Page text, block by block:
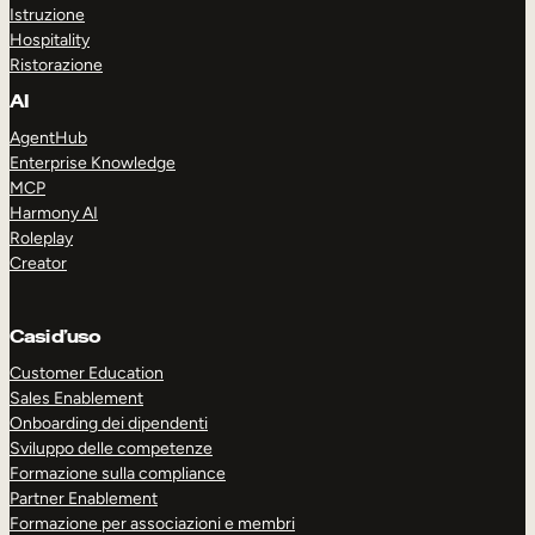
Istruzione
Hospitality
Ristorazione
AI
AgentHub
Enterprise Knowledge
MCP
Harmony AI
Roleplay
Creator
Casi d’uso
Customer Education
Sales Enablement
Onboarding dei dipendenti
Sviluppo delle competenze
Formazione sulla compliance
Partner Enablement
Formazione per associazioni e membri